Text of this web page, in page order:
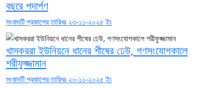
বছরে পদার্পণ
সংবাদটি প্রকাশের তারিখঃ ২৩-১১-২০২৫ ইং
খাসকররা ইউনিয়নে ধানের শীষের ঢেউ, গণসংযোগকালে
শরীফুজ্জামান
সংবাদটি প্রকাশের তারিখঃ ২০-১১-২০২৫ ইং